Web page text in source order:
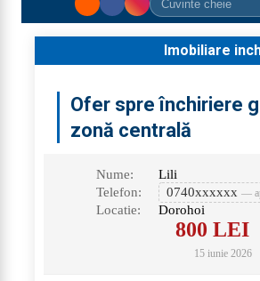
Imobiliare
Ofer spre închiriere
zonă centrală
Nume:
Lili
Telefon:
0740xxxxxx —
Locatie: Dorohoi
800 LEI
15 iunie 2026